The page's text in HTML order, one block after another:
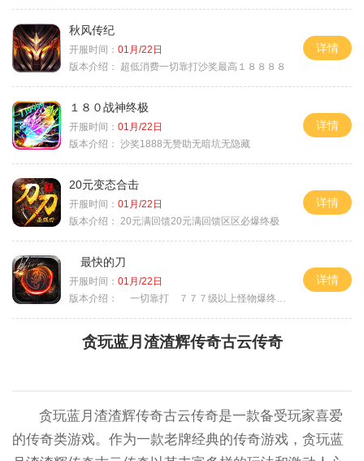
秋风传纪
开服时间： 01月/22日
版本介绍：
超低消费一切靠打沙奖最高１８８８８
详情
１８０战神终极
开服时间： 01月/22日
版本介绍： 沙奖1888无赞助无暗坑无隐藏
详情
20元变态合击
开服时间： 01月/22日
版本介绍： 20元满回馈20元满回馈区区必爆终极
详情
最快的刀
开服时间： 01月/22日
版本介绍：
一切靠打 ７７７级以上怪物爆终极
详情
贪玩蓝月渣渣辉传奇古云传奇
贪玩蓝月渣渣辉传奇古云传奇是一款备受玩家喜爱
的传奇类游戏。作为一款老牌经典的传奇游戏，贪玩蓝